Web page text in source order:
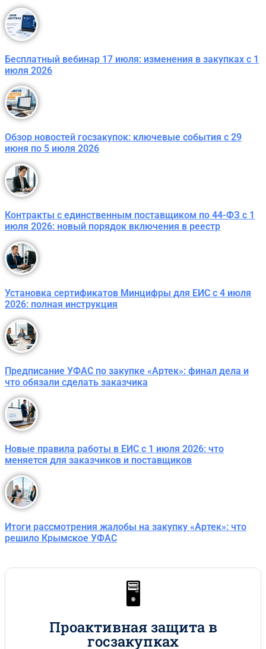
Бесплатный вебинар 17 июля: изменения в закупках с 1
июля 2026
Обзор новостей госзакупок: ключевые события с 29
июня по 5 июля 2026
Контракты с единственным поставщиком по 44-ФЗ с 1
июля 2026: новый порядок включения в реестр
Установка сертификатов Минцифры для ЕИС с 4 июля
2026: полная инструкция
Предписание УФАС по закупке «Артек»: финал дела и
что обязали сделать заказчика
Новые правила работы в ЕИС с 1 июля 2026: что
меняется для заказчиков и поставщиков
Итоги рассмотрения жалобы на закупку «Артек»: что
решило Крымское УФАС
🖥️
Проактивная защита в
госзакупках